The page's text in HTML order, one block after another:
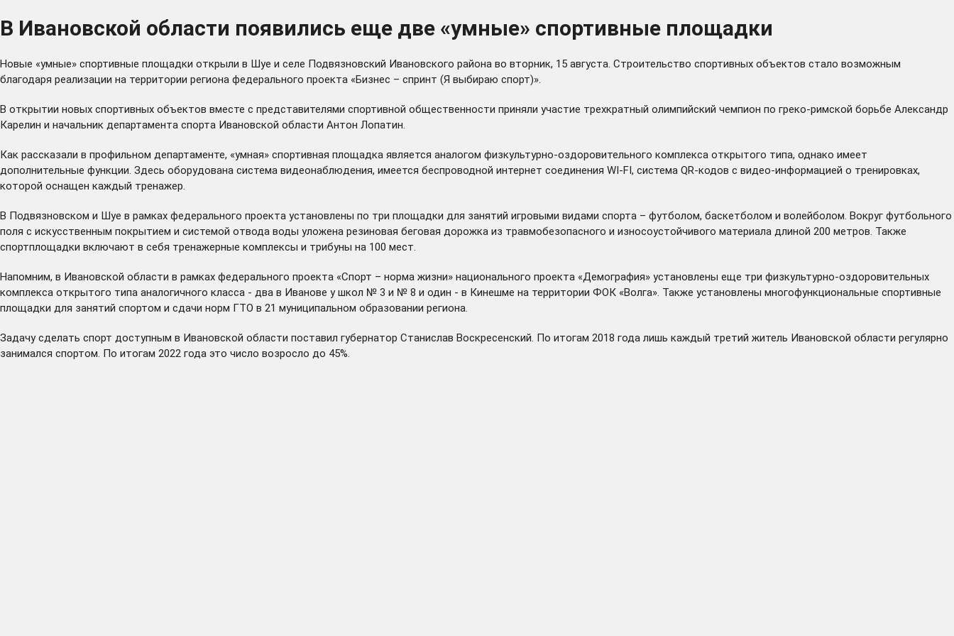
В Ивановской области появились еще две «умные» спортивные площадки
Новые «умные» спортивные площадки открыли в Шуе и селе Подвязновский Ивановского района во вторник, 15 августа. Строительство спортивных объектов стало возможным
благодаря реализации на территории региона федерального проекта «Бизнес – спринт (Я выбираю спорт)».
В открытии новых спортивных объектов вместе с представителями спортивной общественности приняли участие трехкратный олимпийский чемпион по греко-римской борьбе Александр
Карелин и начальник департамента спорта Ивановской области Антон Лопатин.
Как рассказали в профильном департаменте, «умная» спортивная площадка является аналогом физкультурно-оздоровительного комплекса открытого типа, однако имеет
дополнительные функции. Здесь оборудована система видеонаблюдения, имеется беспроводной интернет соединения WI-FI, система QR-кодов с видео-информацией о тренировках,
которой оснащен каждый тренажер.
В Подвязновском и Шуе в рамках федерального проекта установлены по три площадки для занятий игровыми видами спорта – футболом, баскетболом и волейболом. Вокруг футбольного
поля с искусственным покрытием и системой отвода воды уложена резиновая беговая дорожка из травмобезопасного и износоустойчивого материала длиной 200 метров. Также
спортплощадки включают в себя тренажерные комплексы и трибуны на 100 мест.
Напомним, в Ивановской области в рамках федерального проекта «Спорт – норма жизни» национального проекта «Демография» установлены еще три физкультурно-оздоровительных
комплекса открытого типа аналогичного класса - два в Иванове у школ № 3 и № 8 и один - в Кинешме на территории ФОК «Волга». Также установлены многофункциональные спортивные
площадки для занятий спортом и сдачи норм ГТО в 21 муниципальном образовании региона.
Задачу сделать спорт доступным в Ивановской области поставил губернатор Станислав Воскресенский. По итогам 2018 года лишь каждый третий житель Ивановской области регулярно
занимался спортом. По итогам 2022 года это число возросло до 45%.